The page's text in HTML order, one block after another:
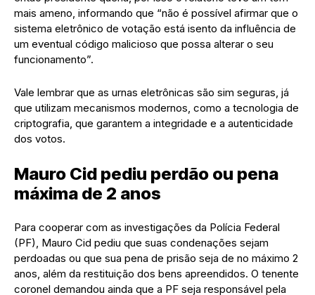
mais ameno, informando que “não é possível afirmar que o
sistema eletrônico de votação está isento da influência de
um eventual código malicioso que possa alterar o seu
funcionamento”.
Vale lembrar que as urnas eletrônicas são sim seguras, já
que utilizam mecanismos modernos, como a tecnologia de
criptografia, que garantem a integridade e a autenticidade
dos votos.
Mauro Cid pediu perdão ou pena
máxima de 2 anos
Para cooperar com as investigações da Polícia Federal
(PF), Mauro Cid pediu que suas condenações sejam
perdoadas ou que sua pena de prisão seja de no máximo 2
anos, além da restituição dos bens apreendidos. O tenente
coronel demandou ainda que a PF seja responsável pela